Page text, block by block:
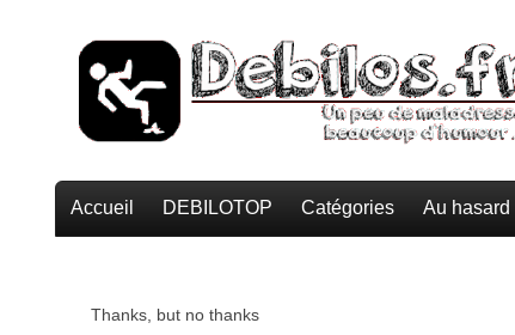
Accueil DEBILOTOP Catégories Au hasard
Thanks, but no thanks